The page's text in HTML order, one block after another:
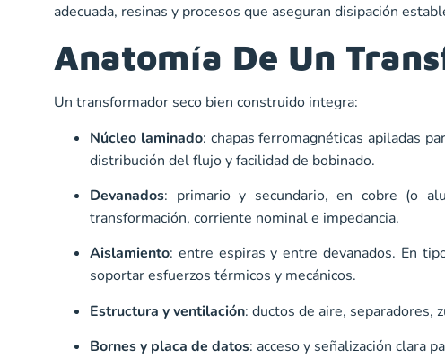
adecuada, resinas y procesos que aseguran disipación
Anatomía De Un
Un transformador seco bien construido integra:
Núcleo laminado: chapas ferromagnéticas apiladas
distribución del flujo y facilidad de bobinado.
Devanados: primario y secundario, en cobre (o
transformación, corriente nominal e impedancia.
Aislamiento: entre espiras y entre devanados. En
soportar esfuerzos térmicos y mecánicos.
Estructura y ventilación: ductos de aire, separadores,
Bornes y placa de datos: acceso y señalización clara